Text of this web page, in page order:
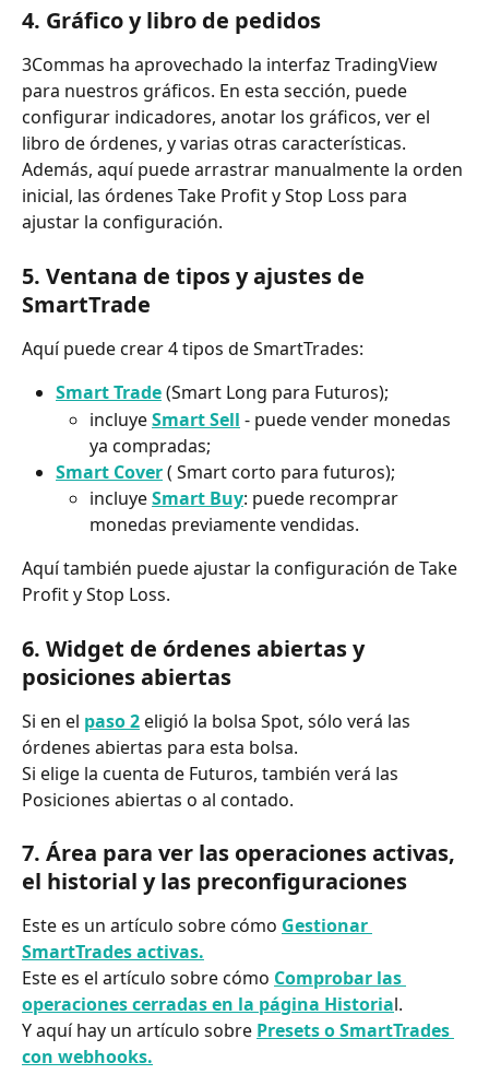
4. Gráfico y libro de pedidos
3Commas ha aprovechado la interfaz TradingView
para nuestros gráficos. En esta sección, puede
configurar indicadores, anotar los gráficos, ver el
libro de órdenes, y varias otras características.
Además, aquí puede arrastrar manualmente la orden
inicial, las órdenes Take Profit y Stop Loss para
ajustar la configuración.
5. Ventana de tipos y ajustes de
SmartTrade
Aquí puede crear 4 tipos de SmartTrades:
Smart Trade (Smart Long para Futuros);
incluye Smart Sell - puede vender monedas
ya compradas;
Smart Cover ( Smart corto para futuros);
incluye Smart Buy: puede recomprar
monedas previamente vendidas.
Aquí también puede ajustar la configuración de Take
Profit y Stop Loss.
6. Widget de órdenes abiertas y
posiciones abiertas
Si en el paso 2 eligió la bolsa Spot, sólo verá las
órdenes abiertas para esta bolsa.
Si elige la cuenta de Futuros, también verá las
Posiciones abiertas o al contado.
7. Área para ver las operaciones activas,
el historial y las preconfiguraciones
Este es un artículo sobre cómo Gestionar
SmartTrades activas.
Este es el artículo sobre cómo Comprobar las
operaciones cerradas en la página Historial.
Y aquí hay un artículo sobre Presets o SmartTrades
con webhooks.